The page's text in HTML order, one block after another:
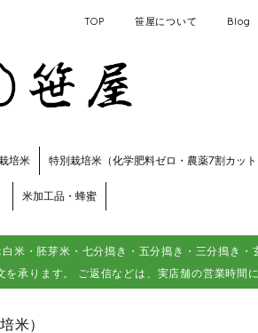
TOP 笹屋について Blog
培米 特別栽培米（化学肥料ゼロ・農薬7割カッ
米加工品・蜂蜜
米・胚芽米・七分搗き・五分搗き・三分搗き
承ります。 ご返信などは、実店舗の営業時間
米）